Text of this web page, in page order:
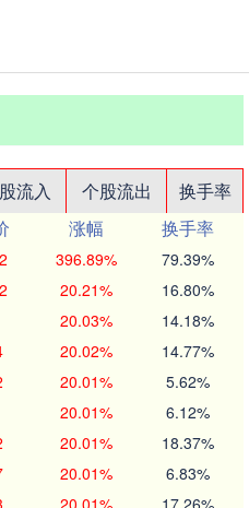
流入 个股流出
换手率
涨幅
换手率
396.89% 79.39%
20.21% 16.80%
20.03% 14.18%
20.02% 14.77%
20.01% 5.62%
20.01% 6.12%
20.01% 18.37%
20.01% 6.83%